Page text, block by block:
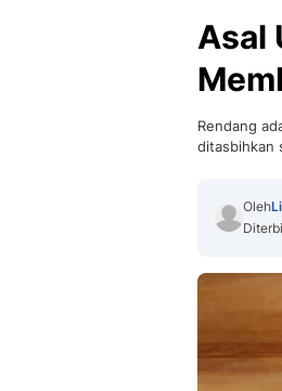
Asal
Rendang
ditasbihkan
Oleh